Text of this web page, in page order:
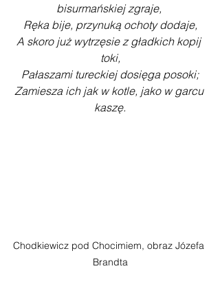
bisurmańskiej zgraje,
Ręka bije, przynuką ochoty dodaje,
A skoro już wytrzęsie z gładkich kopij
toki,
Pałaszami tureckiej dosięga posoki;
Zamiesza ich jak w kotle, jako w garcu
kaszę.
Chodkiewicz pod Chocimiem, obraz Józefa
Brandta